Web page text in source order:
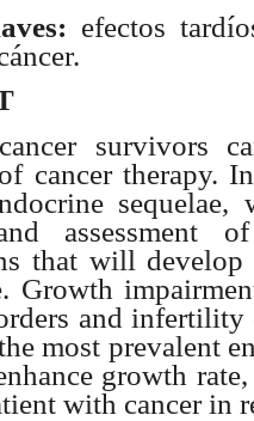
efectos
survivors
cancer therapy.
assessment
that will
Growth
and infertility
most prevalent
growth
with cancer in